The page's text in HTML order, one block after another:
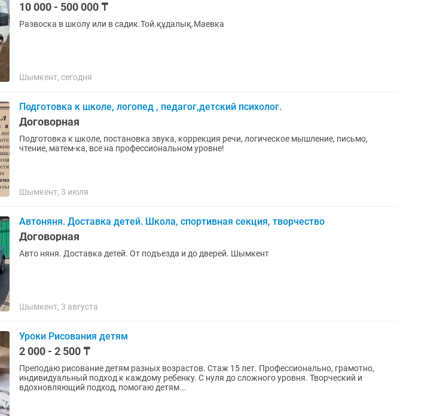
10 000 - 500 000 ₸
Развоска в школу или в садик.Той.құдалық.Маевка
Шымкент, сегодня
Подготовка к школе, логопед , педагог,детский психолог.
Договорная
Подготовка к школе, постановка звука, коррекция речи, логическое мышление, письмо,
чтение, матем-ка, все на профессиональном уровне!
Шымкент, 3 июля
Автоняня. Доставка детей. Школа, спортивная секция, творчество
Договорная
Авто няня. Доставка детей. От подъезда и до дверей. Шымкент
Шымкент, 3 августа
Уроки Рисования детям
2 000 - 2 500 ₸
Преподаю рисование детям разных возрастов. Стаж 15 лет. Профессионально, грамотно,
индивидуальный подход к каждому ребенку. С нуля до сложного уровня. Творческий и
вдохновляющий подход, помогаю детям...